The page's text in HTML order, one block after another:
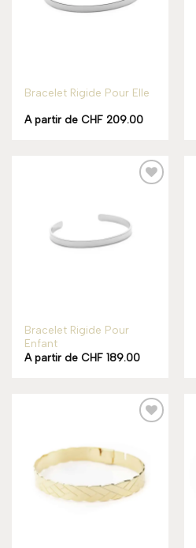
Bracelet Rigide Pour Elle
A partir deCHF 209.00
Bracelet Rigide Pour
Enfant
A partir deCHF 189.00